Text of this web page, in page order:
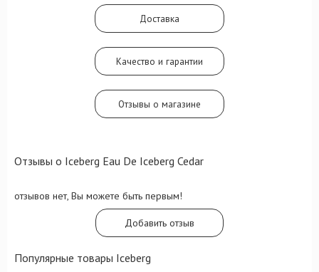
продолжением из ароматических
сочетаний ноток яблока и арбуза, пачули и
кипариса, а также янтарно-ветиверного
Доставка
Качество и гарантии
Отзывы о магазине
Отзывы о Iceberg Eau De Iceberg Cedar
отзывов нет, Вы можете быть первым!
Добавить отзыв
Популярные товары Iceberg